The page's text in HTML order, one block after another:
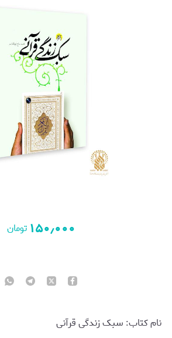
۱۵۰٫۰۰۰ تومان
نام کتاب: سبک زندگی قرآنی